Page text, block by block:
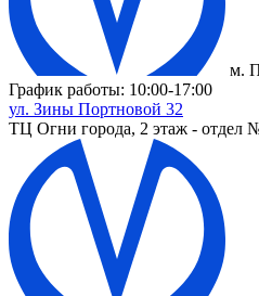
м.
График работы: 10:00-17:00
ул. Зины Портновой 32
ТЦ Огни города, 2 этаж - отдел